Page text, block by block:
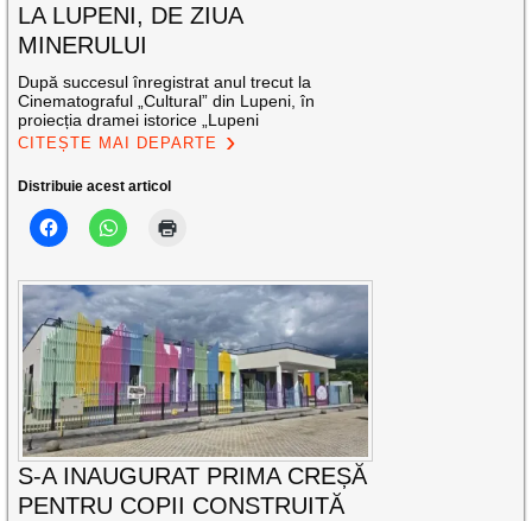
LA LUPENI, DE ZIUA
MINERULUI
După succesul înregistrat anul trecut la
Cinematograful „Cultural” din Lupeni, în
proiecția dramei istorice „Lupeni
CITEȘTE MAI DEPARTE
Distribuie acest articol
S-A INAUGURAT PRIMA CREȘĂ
PENTRU COPII CONSTRUITĂ